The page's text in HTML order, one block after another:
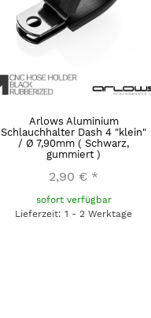
Arlows Aluminium
Schlauchhalter Dash 4 "klein"
/ Ø 7,90mm ( Schwarz,
gummiert )
2,90 € *
sofort verfügbar
Lieferzeit: 1 - 2 Werktage